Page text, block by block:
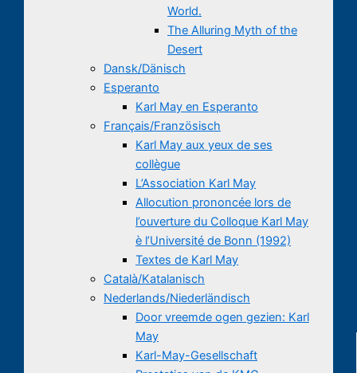
World.
The Alluring Myth of the
Desert
Dansk/Dänisch
Esperanto
Karl May en Esperanto
Français/Französisch
Karl May aux yeux de ses
collègue
L’Association Karl May
Allocution prononcée lors de
l’ouverture du Colloque Karl May
è l’Université de Bonn (1992)
Textes de Karl May
Català/Katalanisch
Nederlands/Niederländisch
Door vreemde ogen gezien: Karl
May
Karl-May-Gesellschaft